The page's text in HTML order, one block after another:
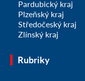
Pardubický kraj
Plzeňský kraj
Středočeský kraj
Zlínský kraj
Rubriky